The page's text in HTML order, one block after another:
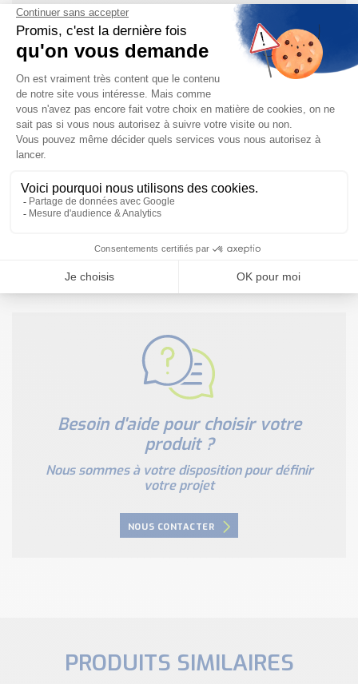
CONDITIONS
Poste en itinérance sur le département 85 et 49
(Déplacement au siège de Nantes régulier) avec
domicile sur le secteur 49/85 ou à proximité.
Besoin d'informations complémentaires ?
Besoin d'aide pour choisir votre
produit ?
Nous sommes à votre disposition pour définir
votre projet
NOUS CONTACTER
PRODUITS SIMILAIRES